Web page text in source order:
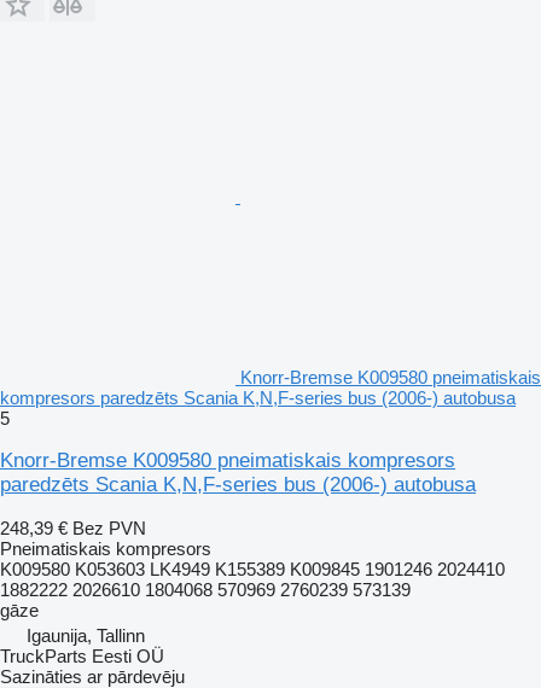
Knorr-Bremse K009580 pneimatiskais
kompresors paredzēts Scania K,N,F-series bus (2006-) autobusa
5
Knorr-Bremse K009580 pneimatiskais kompresors
paredzēts Scania K,N,F-series bus (2006-) autobusa
248,39 € Bez PVN
Pneimatiskais kompresors
K009580 K053603 LK4949 K155389 K009845 1901246 2024410
1882222 2026610 1804068 570969 2760239 573139
gāze
Igaunija, Tallinn
TruckParts Eesti OÜ
Sazināties ar pārdevēju